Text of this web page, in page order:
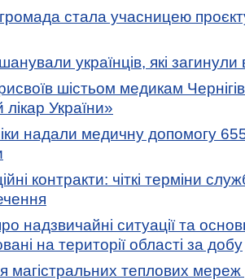
громада стала учасницею
українців, які загинули
шістьом медикам
України»
надали медичну допомогу
контракти: чіткі терміни
надзвичайні ситуації та
на території області за добу
магістральних теплових мереж